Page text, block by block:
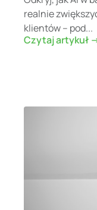
realnie
klientów – pod...
Czytaj artykuł -